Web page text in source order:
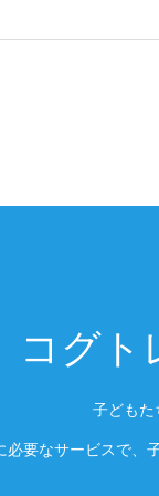
コグト
子どもた
必要なサービスで、